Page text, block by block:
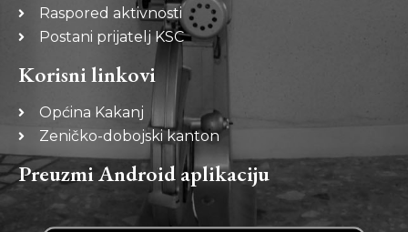
Raspored aktivnosti
Postani prijatelj KSC
Korisni linkovi
Općina Kakanj
Zeničko-dobojski kanton
Preuzmi Android aplikaciju